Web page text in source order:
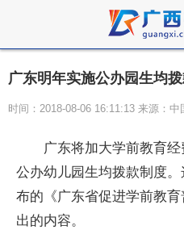
广东明年实施公办园生均
时间：2018-08-06 16:11:13 来源：中
广东将加大学前教育
公办幼儿园生均拨款制度
布的《广东省促进学前教
出的内容。